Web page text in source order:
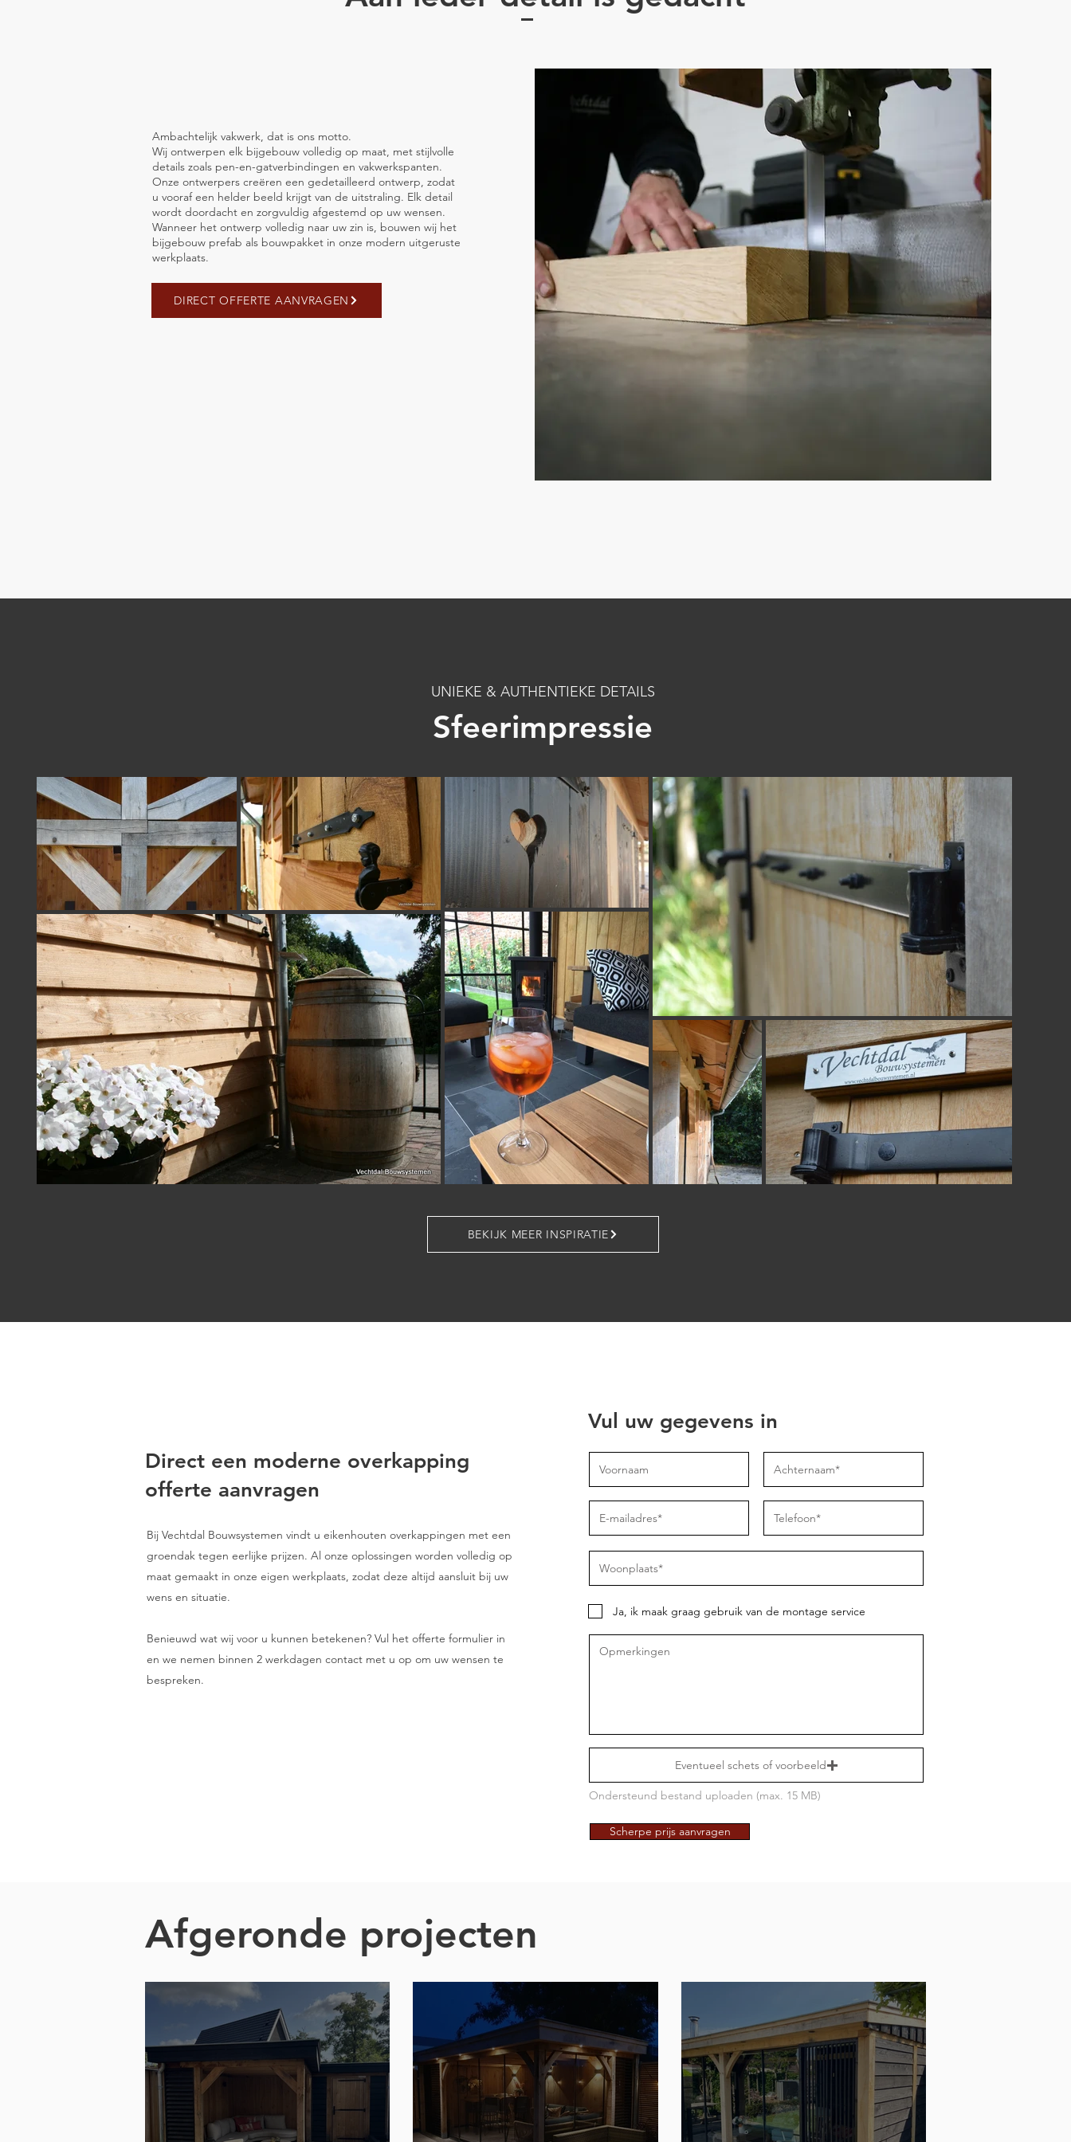
Ambachtelijk vakwerk, dat is ons motto.
Wij ontwerpen elk bijgebouw volledig op maat, met stijlvolle
details zoals pen-en-gatverbindingen en vakwerkspanten.
Onze ontwerpers creëren een gedetailleerd ontwerp, zodat
u vooraf een helder beeld krijgt van de uitstraling. Elk detail
wordt doordacht en zorgvuldig afgestemd op uw wensen.
Wanneer het ontwerp volledig naar uw zin is, bouwen wij het
bijgebouw prefab als bouwpakket in onze modern uitgeruste
werkplaats.
DIRECT OFFERTE AANVRAGEN
UNIEKE & AUTHENTIEKE DETAILS
Sfeerimpressie
BEKIJK MEER INSPIRATIE
Direct een moderne overkapping
offerte aanvragen
Bij Vechtdal Bouwsystemen vindt u eikenhouten overkappingen met een
groendak tegen eerlijke prijzen. Al onze oplossingen worden volledig op
maat gemaakt in onze eigen werkplaats, zodat deze altijd aansluit bij uw
wens en situatie.
Benieuwd wat wij voor u kunnen betekenen? Vul het offerte formulier in
en we nemen binnen 2 werkdagen contact met u op om uw wensen te
bespreken.
Vul uw gegevens in
Ja, ik maak graag gebruik van de montage service
Eventueel schets of voorbeeld
Ondersteund bestand uploaden (max. 15 MB)
Scherpe prijs aanvragen
Afgeronde projecten